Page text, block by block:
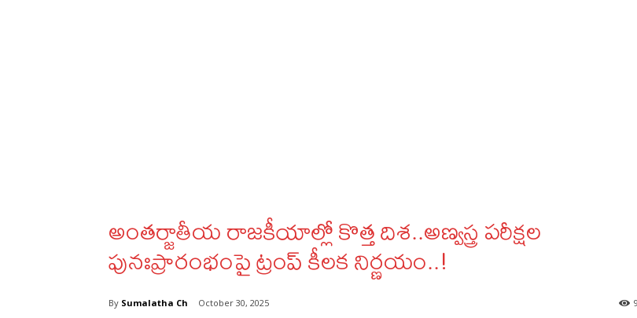
అంతర్జాతీయ రాజకీయాల్లో కొత్త దిశ..అణ్వస్త్ర పరీక్షల
పునఃప్రారంభంపై ట్రంప్ కీలక నిర్ణయం..!
By Sumalatha Ch October 30, 2025 9